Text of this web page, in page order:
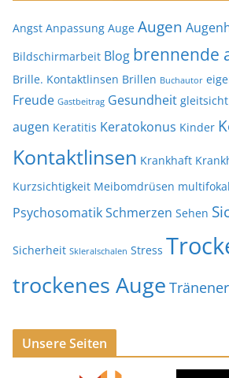
Angst Anpassung Auge Augen
Bildschirmarbeit Blog brennende
Brille. Kontaktlinsen Brillen Buchautor
Freude Gastbeitrag Gesundheit gleitsicht
augen Keratitis Keratokonus Kinder
Kontaktlinsen Krankhaft
Kurzsichtigkeit Meibomdrüsen multifokal
PsychosomatikSchmerzen Sehen
Sicherheit Skleralschalen Stress
trockenes Auge
Unsere Seiten